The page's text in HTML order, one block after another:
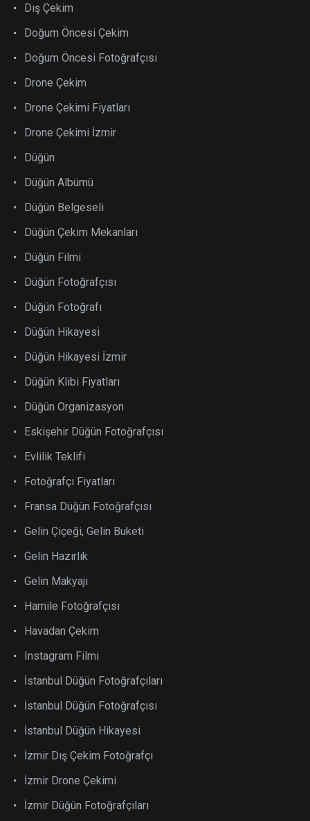
Dış Çekim
Doğum Öncesi Çekim
Doğum Öncesi Fotoğrafçısı
Drone Çekim
Drone Çekimi Fiyatları
Drone Çekimi İzmir
Düğün
Düğün Albümü
Düğün Belgeseli
Düğün Çekim Mekanları
Düğün Filmi
Düğün Fotoğrafçısı
Düğün Fotoğrafı
Düğün Hikayesi
Düğün Hikayesi İzmir
Düğün Klibi Fiyatları
Düğün Organizasyon
Eskişehir Düğün Fotoğrafçısı
Evlilik Teklifi
Fotoğrafçı Fiyatları
Fransa Düğün Fotoğrafçısı
Gelin Çiçeği, Gelin Buketi
Gelin Hazırlık
Gelin Makyajı
Hamile Fotoğrafçısı
Havadan Çekim
Instagram Filmi
İstanbul Düğün Fotoğrafçıları
İstanbul Düğün Fotoğrafçısı
İstanbul Düğün Hikayesi
İzmir Dış Çekim Fotoğrafçı
İzmir Drone Çekimi
İzmir Düğün Fotoğrafçıları